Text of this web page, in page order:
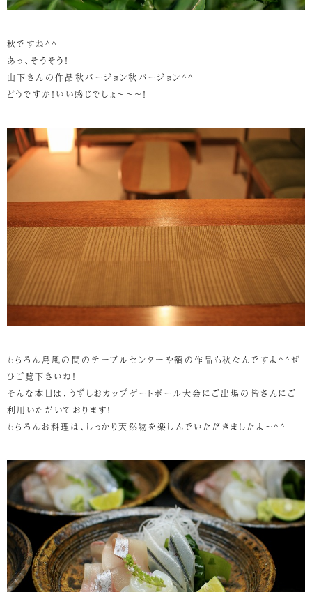
秋ですね^^
あっ、そうそう！
山下さんの作品秋バージョン秋バージョン^^
どうですか！いい感じでしょ～～～！
もちろん島風の間のテーブルセンターや額の作品も秋なんですよ^^ぜ
ひご覧下さいね！
そんな本日は、うずしおカップゲートボール大会にご出場の皆さんにご
利用いただいております！
もちろんお料理は、しっかり天然物を楽しんでいただきましたよ～^^